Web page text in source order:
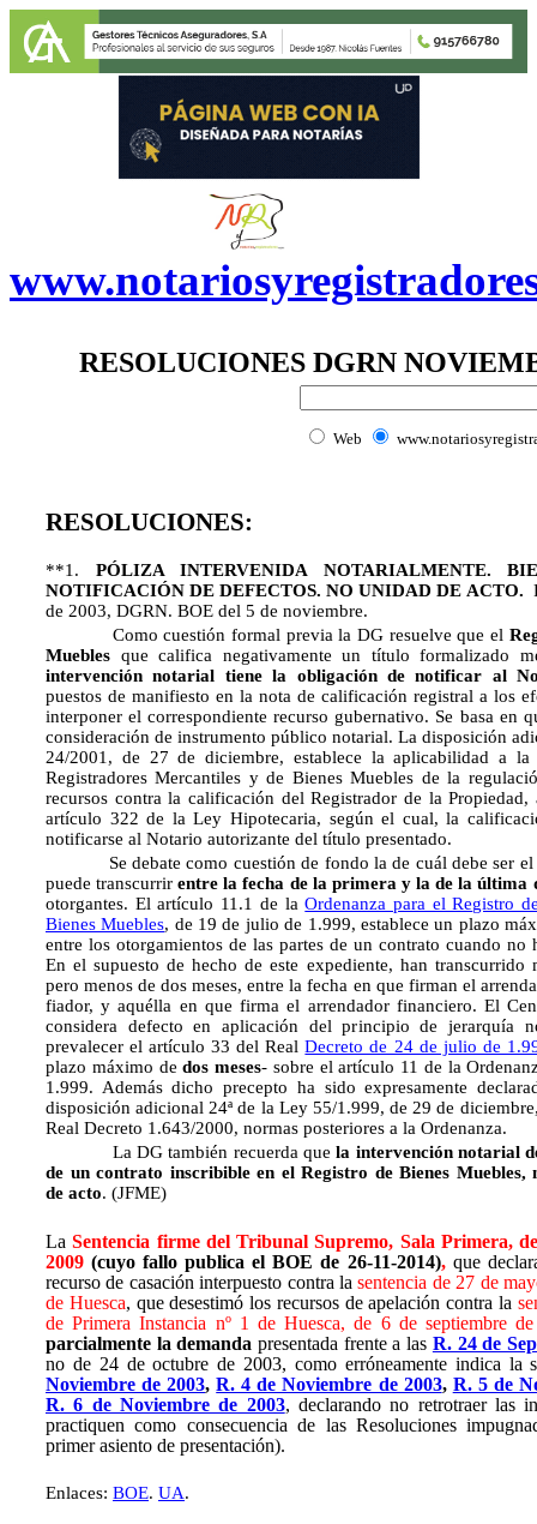
RESOLUCIONES DGRN
Web
RESOLUCIONES:
**1. PÓLIZA INTERVENIDA NOTARIALMENTE.
NOTIFICACIÓN DE DEFECTOS. NO UNIDAD DE ACTO.
de 2003, DGRN. BOE del 5 de noviembre.
Como cuestión formal previa la DG resuelve que el
Muebles que califica negativamente un título formalizado
intervención notarial tiene la obligación de notificar al
puestos de manifiesto en la nota de calificación registral a los
interponer el correspondiente recurso gubernativo. Se basa en
consideración de instrumento público notarial. La disposición
24/2001, de 27 de diciembre, establece la aplicabilidad a
Registradores Mercantiles y de Bienes Muebles de la
recursos contra la calificación del Registrador de la Propiedad,
artículo 322 de la Ley Hipotecaria, según el cual, la
notificarse al Notario autorizante del título presentado.
Se debate como cuestión de fondo la de cuál debe ser
puede transcurrirentre la fecha de la primera y la de la última
otorgantes. El artículo 11.1 de laOrdenanza para el Registro
Bienes Muebles, de 19 de julio de 1.999, establece un plazo
entre los otorgamientos de las partes de un contrato cuando no
En el supuesto de hecho de este expediente, han transcurrido
pero menos de dos meses, entre la fecha en que firman el
fiador, y aquélla en que firma el arrendador financiero. El
considera defecto en aplicación del principio de jerarquía
prevalecer el artículo 33 del RealDecreto de 24 de julio de
plazo máximo dedos meses- sobre el artículo 11 de la
1.999. Además dicho precepto ha sido expresamente
disposición adicional 24ª de la Ley 55/1.999, de 29 de
Real Decreto 1.643/2000, normas posteriores a la Ordenanza.
La DG también recuerda que la intervención notarial
de un contrato inscribible en el Registro de Bienes Muebles,
de acto. (JFME)
LaSentencia firme del Tribunal Supremo, Sala Primera,
2009 (cuyo fallo publica el BOE de 26-11-2014),que
recurso de casación interpuesto contra lasentencia de 27 de
de Huesca, que desestimó los recursos de apelación contra la
de Primera Instancia nº 1 de Huesca, de 6 de septiembre
parcialmente la demanda presentada frente a las R. 24 de
no de 24 de octubre de 2003, como erróneamente indica la
Noviembre de 2003,R. 4 de Noviembre de 2003, R. 5 de
R. 6 de Noviembre de 2003, declarando no retrotraer las
practiquen como consecuencia de las Resoluciones
primer asiento de presentación).
Enlaces: BOE. UA.